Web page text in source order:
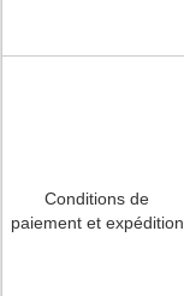
Conditions de
paiement et expédition